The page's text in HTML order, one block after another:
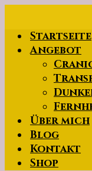
Hauptinhalt
springen
Startseite
Angebot
Über mich
Blog
Kontakt
Shop